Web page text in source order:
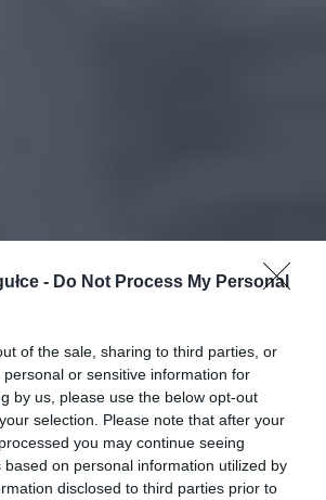
- Do Not Process My Personal
of the sale, sharing to third parties, or
or sensitive information for
by us, please use the below opt-out
selection. Please note that after your
you may continue seeing
based on personal information utilized by
disclosed to third parties prior to